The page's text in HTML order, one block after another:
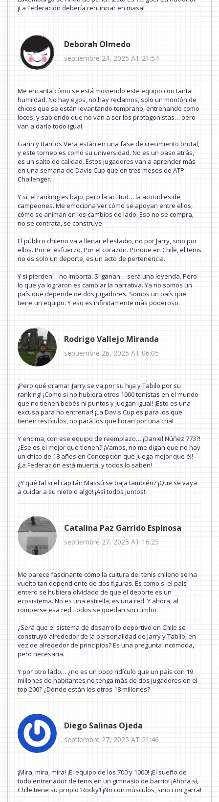
¡La Federación debería renunciar en masa!
Deborah Olmedo
septiembre 24, 2025 AT 21:54
Me encanta cómo se está moviendo este equipo con tanta
humildad. No hay egos, no hay reclamos, solo un montón de
chicos que se están levantando temprano, entrenando como
locos, y sabiendo que no van a ser los protagonistas… pero
van a darlo todo igual.
Garín y Barrios Vera están en una fase de crecimiento brutal,
y este torneo es como su universidad. No es un paso atrás,
es un salto de calidad. Estos jugadores van a aprender más
en una semana de Davis Cup que en tres meses de ATP
Challenger.
Y sí, el ranking es bajo, pero la actitud… la actitud es de
campeones. Me emociona ver cómo se apoyan entre ellos,
cómo se animan en los cambios de lado. Eso no se compra,
no se contrata, se construye.
El público chileno va a llenar el estadio, no por Jarry, sino por
ellos. Por el esfuerzo. Por el corazón. Porque en Chile, el tenis
no es solo un deporte, es un acto de pertenencia.
Y si pierden… no importa. Si ganan… será una leyenda. Pero
lo que ya lograron es cambiar la narrativa. Ya no somos un
país que depende de dos jugadores. Somos un país que
tiene un equipo. Y eso es infinitamente más poderoso.
Rodrigo Vallejo Miranda
septiembre 26, 2025 AT 06:05
¡Pero qué drama! ¡Jarry se va por su hija y Tabilo por su
ranking! ¡Como si no hubiera otros 1000 tenistas en el mundo
que no tienen bebés ni puntos y juegan igual! ¡Esto es una
excusa para no entrenar! ¡La Davis Cup es para los que
tienen testículos, no para los que lloran por una cría!
Y encima, con ese equipo de reemplazo… ¡Daniel Núñez 773?!
¿Ese es el mejor que tienen? ¡Vamos, no me digan que no hay
un chico de 18 años en Concepción que juega mejor que él!
¡La Federación está muerta, y todos lo saben!
¿Y qué tal si el capitán Massú se baja también? ¡Que se vaya
a cuidar a su nieto o algo! ¡Así todos juntos!
Catalina Paz Garrido Espinosa
septiembre 27, 2025 AT 16:25
Me parece fascinante cómo la cultura del tenis chileno se ha
vuelto tan dependiente de dos figuras. Es como si el país
entero se hubiera olvidado de que el deporte es un
ecosistema. No es una estrella, es una red. Y ahora, al
romperse esa red, todos se quedan sin rumbo.
¿Será que el sistema de desarrollo deportivo en Chile se
construyó alrededor de la personalidad de Jarry y Tabilo, en
vez de alrededor de principios? Es una pregunta incómoda,
pero necesaria.
Y por otro lado… ¿no es un poco ridículo que un país con 19
millones de habitantes no tenga más de dos jugadores en el
top 200? ¿Dónde están los otros 18 millones?
Diego Salinas Ojeda
septiembre 27, 2025 AT 21:46
¡Mira, mira, mira! ¡El equipo de los 700 y 1000! ¡El sueño de
todo entrenador de tenis en un gimnasio de barrio! ¡Ahora sí,
Chile tiene su propio ‘Rocky’! ¡No con músculos, sino con garra!